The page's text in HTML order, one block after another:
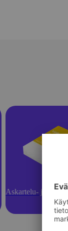
Askartelu- ja